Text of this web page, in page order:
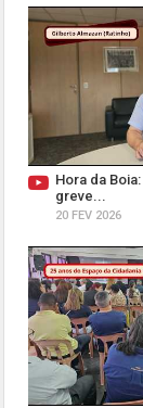
Hora da
greve...
20 FEV 2026